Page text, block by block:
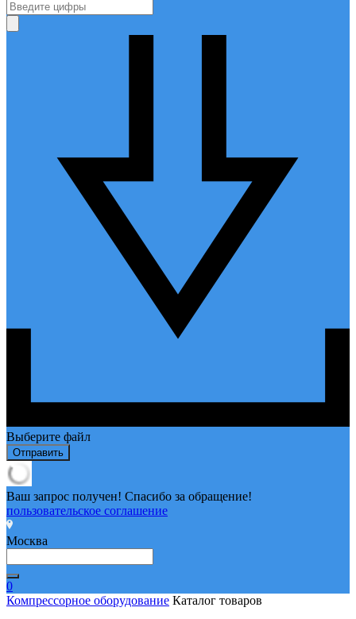
Выберите файл
Отправить
Ваш запрос получен! Спасибо за обращение!
пользовательское соглашение
Москва
0
Компрессорное оборудование Каталог товаров